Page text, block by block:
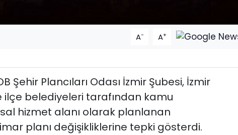
A- A+
Şehir Plancıları Odası İzmir Şubesi, İzmir
ilçe belediyeleri tarafından kamu
hizmet alanı olarak planlanan
planı değişikliklerine tepki gösterdi.